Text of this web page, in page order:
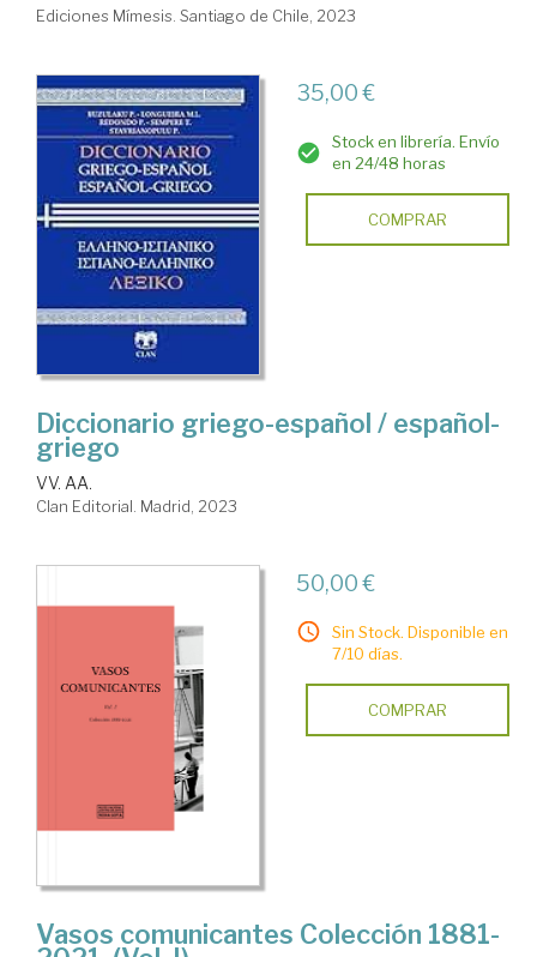
Ediciones Mímesis. Santiago de Chile, 2023
35,00 €
Stock en librería. Envío
en 24/48 horas
COMPRAR
Diccionario griego-español / español-
griego
VV. AA.
Clan Editorial. Madrid, 2023
50,00 €
Sin Stock. Disponible en
7/10 días.
COMPRAR
Vasos comunicantes Colección 1881-